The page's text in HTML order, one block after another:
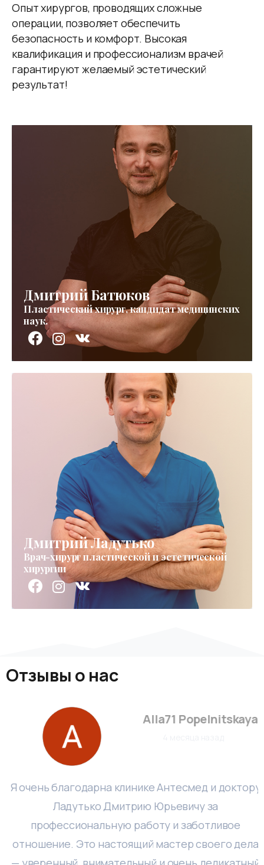
Опыт хирургов, проводящих сложные
операции, позволяет обеспечить
безопасность и комфорт. Высокая
квалификация и профессионализм врачей
гарантируют желаемый эстетический
результат!
Дмитрий Батюков
Пластический хирург, кандидат медицинских
наук.
Дмитрий Ладутько
Врач-хирург пластической и эстетической
хирургии
Отзывы о нас
Alla71 Popelnitskaya
Я очень благодарна клинике Антесмед и доктору
Ладутько Дмитрию Юрьевичу за
профессиональную работу и заботливое
отношение. Это настоящий мастер своего дела